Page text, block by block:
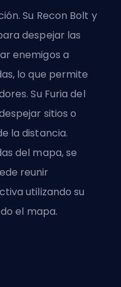
Su Recon Bolt y
despejar las
enemigos a
lo que permite
Su Furia del
sitios o
la distancia.
del mapa, se
reunir
utilizando su
el mapa.